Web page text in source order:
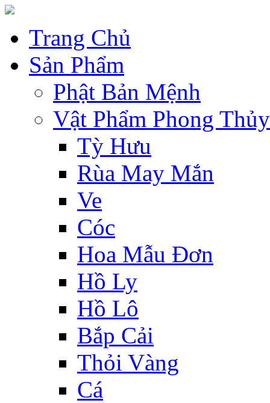
Trang Chủ
Sản Phẩm
Phật Bản Mệnh
Vật Phẩm Phong Thủy
Tỳ Hưu
Rùa May Mắn
Ve
Cóc
Hoa Mẫu Đơn
Hồ Ly
Hồ Lô
Bắp Cải
Thỏi Vàng
Cá